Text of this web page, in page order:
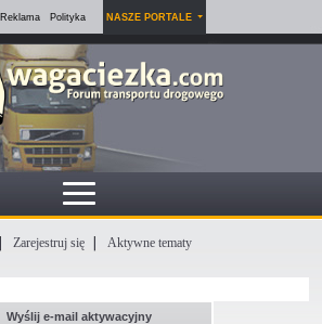
Reklama Polityka NASZE PORTALE
Zarejestruj się Aktywne tematy
Wyślij e-mail aktywacyjny